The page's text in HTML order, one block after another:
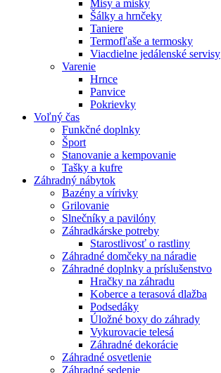
Misy a misky
Šálky a hrnčeky
Taniere
Termofľaše a termosky
Viacdielne jedálenské servisy
Varenie
Hrnce
Panvice
Pokrievky
Voľný čas
Funkčné doplnky
Šport
Stanovanie a kempovanie
Tašky a kufre
Záhradný nábytok
Bazény a vírivky
Grilovanie
Slnečníky a pavilóny
Záhradkárske potreby
Starostlivosť o rastliny
Záhradné domčeky na náradie
Záhradné doplnky a príslušenstvo
Hračky na záhradu
Koberce a terasová dlažba
Podsedáky
Úložné boxy do záhrady
Vykurovacie telesá
Záhradné dekorácie
Záhradné osvetlenie
Záhradné sedenie